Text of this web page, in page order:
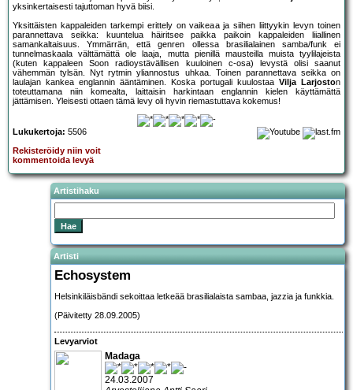
yksinkertaisesti tajuttoman hyvä biisi.
Yksittäisten kappaleiden tarkempi erittely on vaikeaa ja siihen liittyykin levyn toinen
parannettava seikka: kuuntelua häiritsee paikka paikoin kappaleiden liiallinen
samankaltaisuus. Ymmärrän, että genren ollessa brasilialainen samba/funk ei
tunnelmaskaala välttämättä ole laaja, mutta pienillä mausteilla muista tyylilajeista
(kuten kappaleen Soon radioystävällisen kuuloinen c-osa) levystä olisi saanut
vähemmän tylsän. Nyt rytmin yliannostus uhkaa. Toinen parannettava seikka on
laulajan kankea englannin ääntäminen. Koska portugali kuulostaa Vilja Larjoston
toteuttamana niin komealta, laittaisin harkintaan englannin kielen käyttämättä
jättämisen. Yleisesti ottaen tämä levy oli hyvin riemastuttava kokemus!
Lukukertoja: 5506
Rekisteröidy niin voit
kommentoida levyä
Artistihaku
Artisti
Echosystem
Helsinkiläisbändi sekoittaa letkeää brasilialaista sambaa, jazzia ja funkkia.
(Päivitetty 28.09.2005)
Levyarviot
Madaga
24.03.2007